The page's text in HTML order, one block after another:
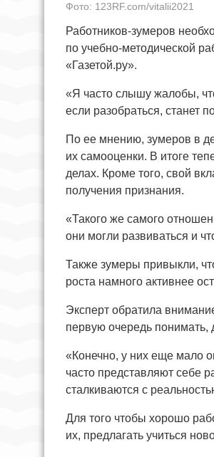
Фото: 123RF.com/vitalii2021
Работников-зумеров
по учебно-методической
«Газетой.ру».
«Я часто слышу жалобы,
если разобраться, станет
По ее мнению, зумеров в
их самооценки. В итоге
делах. Кроме того, свой
получения признания.
«Такого же самого
они могли развиваться и
Также зумеры привыкли,
роста намного активнее
Эксперт обратила
первую очередь понимать,
«Конечно, у них еще мало
часто представляют себе
сталкиваются с
Для того чтобы хорошо
их, предлагать учиться